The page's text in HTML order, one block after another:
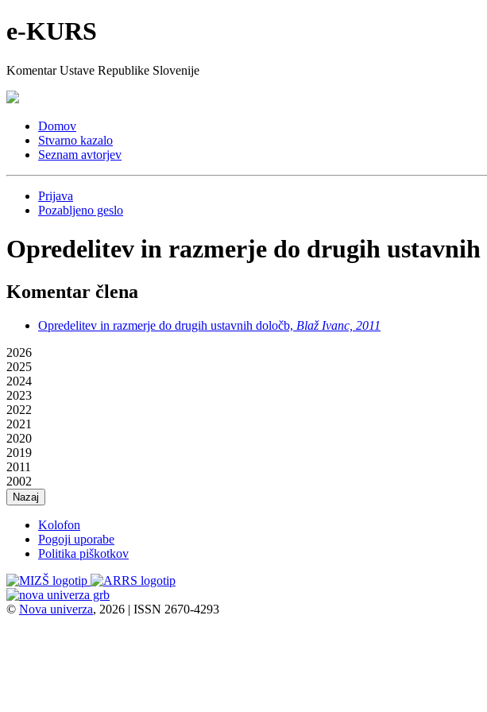
e-KURS
Komentar Ustave Republike Slovenije
Domov
Stvarno kazalo
Seznam avtorjev
Prijava
Pozabljeno geslo
Opredelitev in razmerje do drugih ustavnih
Komentar člena
Opredelitev in razmerje do drugih ustavnih določb, Blaž Ivanc, 2011
2026
2025
2024
2023
2022
2021
2020
2019
2011
2002
Nazaj
Kolofon
Pogoji uporabe
Politika piškotkov
© Nova univerza, 2026 | ISSN 2670-4293